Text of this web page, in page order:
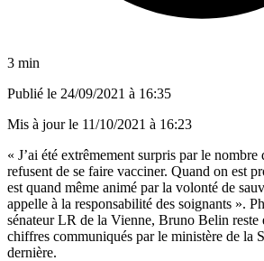
3 min
Publié le 24/09/2021 à 16:35
Mis à jour le 11/10/2021 à 16:23
« J’ai été extrêmement surpris par le nombre
refusent de se faire vacciner. Quand on est
est quand même animé par la volonté de
appelle à la responsabilité des soignants ».
sénateur LR de la Vienne, Bruno Belin reste
chiffres communiqués par le ministère de la
dernière.